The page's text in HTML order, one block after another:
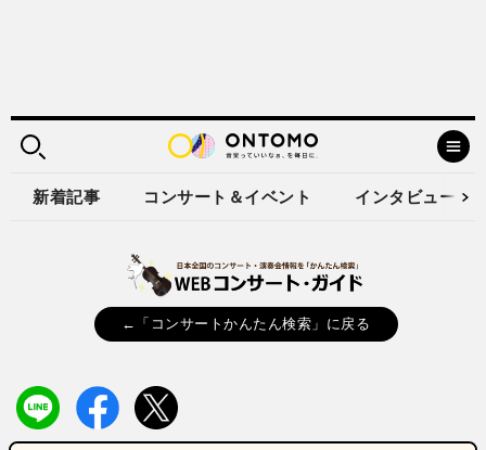
新着記事 コンサート＆イベント インタビュー
←「コンサートかんたん検索」に戻る